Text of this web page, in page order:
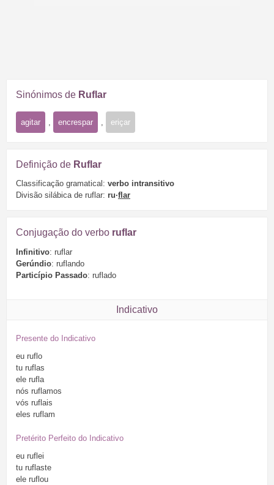
Sinónimos de Ruflar
agitar encrespar eriçar
Definição de Ruflar
Classificação gramatical: verbo intransitivo
Divisão silábica de ruflar: ru·flar
Conjugação do verbo ruflar
Infinitivo: ruflar
Gerúndio: ruflando
Particípio Passado: ruflado
Indicativo
Presente do Indicativo
eu ruflo
tu ruflas
ele rufla
nós ruflamos
vós ruflais
eles ruflam
Pretérito Perfeito do Indicativo
eu ruflei
tu ruflaste
ele ruflou